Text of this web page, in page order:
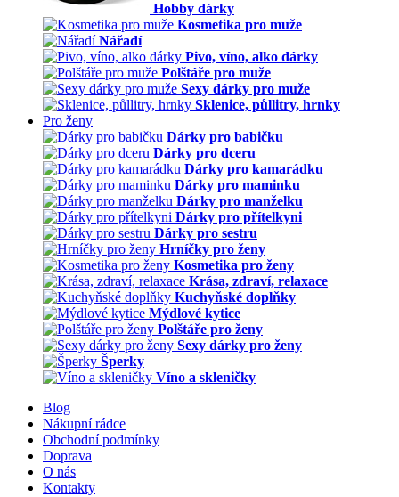
Hobby dárky
Kosmetika pro muže
Nářadí
Pivo, víno, alko dárky
Polštáře pro muže
Sexy dárky pro muže
Sklenice, půllitry, hrnky
Pro ženy
Dárky pro babičku
Dárky pro dceru
Dárky pro kamarádku
Dárky pro maminku
Dárky pro manželku
Dárky pro přítelkyni
Dárky pro sestru
Hrníčky pro ženy
Kosmetika pro ženy
Krása, zdraví, relaxace
Kuchyňské doplňky
Mýdlové kytice
Polštáře pro ženy
Sexy dárky pro ženy
Šperky
Víno a skleničky
Blog
Nákupní rádce
Obchodní podmínky
Doprava
O nás
Kontakty